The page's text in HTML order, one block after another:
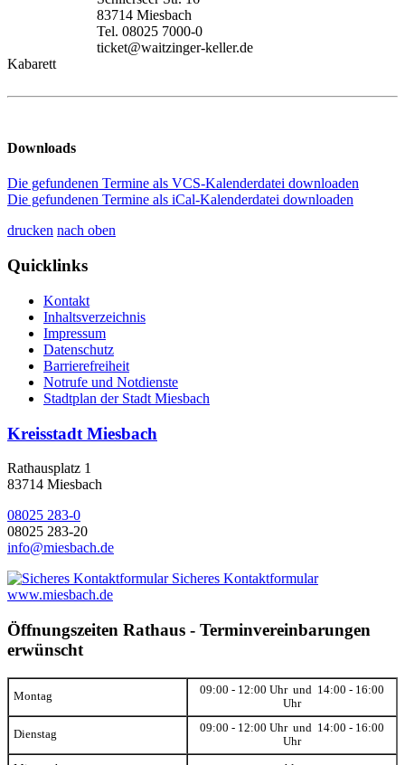
83714 Miesbach
Tel. 08025 7000-0
ticket@waitzinger-keller.de
Kabarett
Downloads
Die gefundenen Termine als VCS-Kalenderdatei downloaden
Die gefundenen Termine als iCal-Kalenderdatei downloaden
drucken nach oben
Quicklinks
Kontakt
Inhaltsverzeichnis
Impressum
Datenschutz
Barrierefreiheit
Notrufe und Notdienste
Stadtplan der Stadt Miesbach
Kreisstadt Miesbach
Rathausplatz 1
83714 Miesbach
08025 283-0
08025 283-20
info@miesbach.de
Sicheres Kontaktformular
www.miesbach.de
Öffnungszeiten Rathaus - Terminvereinbarungen
erwünscht
Montag
09:00 - 12:00 Uhr und 14:00 - 16:00
Uhr
Dienstag
09:00 - 12:00 Uhr und 14:00 - 16:00
Uhr